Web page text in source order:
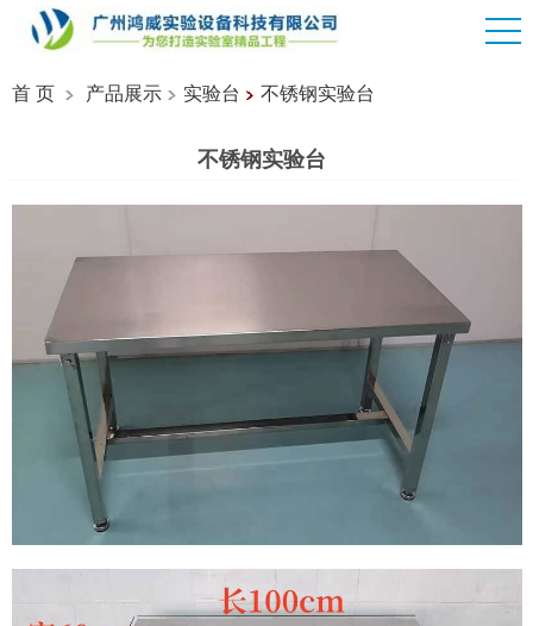
首 页 产品展示 实验台 不锈钢实验台
不锈钢实验台